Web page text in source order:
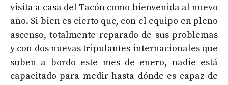
visita a casa del Tacón como bienvenida al nuevo
año. Si bien es cierto que, con el equipo en pleno
ascenso, totalmente reparado de sus problemas
y con dos nuevas tripulantes internacionales que
suben a bordo este mes de enero, nadie está
capacitado para medir hasta dónde es capaz de